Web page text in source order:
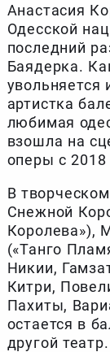
Анастасия
Одесской
последний
Баядерка.
увольняется
артистка
любимая
взошла на
оперы с 2018
В
Снежной
Королева»),
(«Танго
Никии,
Китри,
Пахиты,
остается в
другой театр.